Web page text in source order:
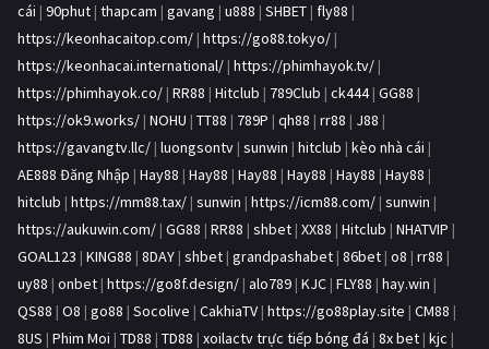
cái | 90phut | thapcam | gavang | u888 | SHBET | fly88 |
https://keonhacaitop.com/ | https://go88.tokyo/ |
https://keonhacai.international/ | https://phimhayok.tv/ |
https://phimhayok.co/ | RR88 | Hitclub | 789Club | ck444| GG88 |
https://ok9.works/ | NOHU | TT88 | 789P | qh88 | rr88 | J88 |
https://gavangtv.llc/ | luongsontv | sunwin | hitclub | kèo nhà cái |
AE888 Đăng Nhập | Hay88 | Hay88 | Hay88 | Hay88 | Hay88 | Hay88 |
hitclub | https://mm88.tax/ | sunwin | https://icm88.com/ | sunwin |
https://aukuwin.com/ | GG88 | RR88 | shbet | XX88 | Hitclub | NHATVIP |
GOAL123 | KING88 | 8DAY | shbet | grandpashabet | 86bet | o8 | rr88 |
uy88 | onbet | https://go8f.design/ | alo789 | KJC | FLY88 | hay.win |
QS88 | O8 | go88 | Socolive | CakhiaTV | https://go88play.site | CM88 |
8US | Phim Moi | TD88 | TD88 | xoilactv trực tiếp bóng đá | 8x bet | kjc |